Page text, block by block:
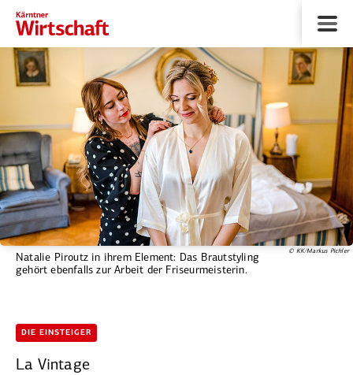
Natalie Piroutz in ihrem Element: Das Brautstyling
gehört ebenfalls zur Arbeit der Friseurmeisterin.
© KK/Markus Pichler
DIE EINSTEIGER
La Vintage